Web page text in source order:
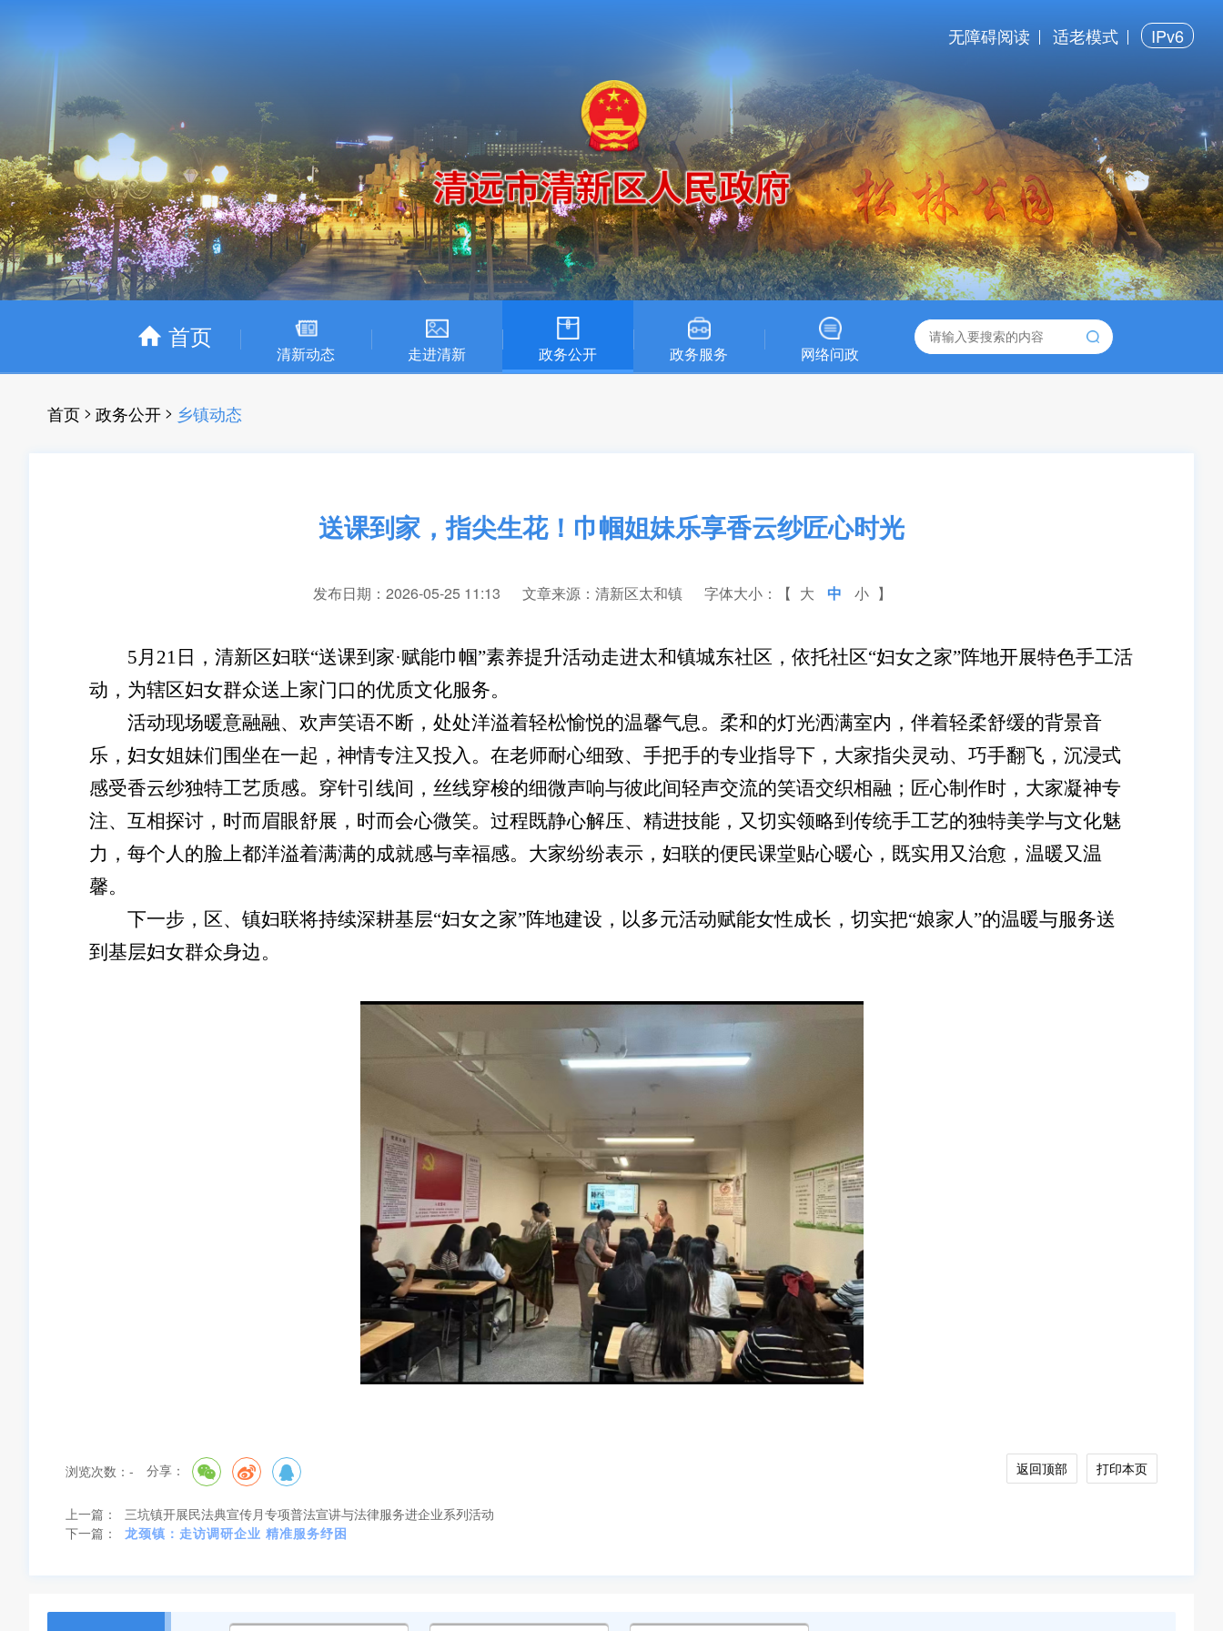
无障碍阅读 适老模式 IPv6
首页
清新动态 走进清新 政务公开 政务服务 网络问政
首页 > 政务公开 > 乡镇动态
送课到家，指尖生花！巾帼姐妹乐享香云纱匠心时光
发布日期：2026-05-25 11:13 文章来源：清新区太和镇 字体大小：【 大 中 小 】
5月21日，清新区妇联“送课到家·赋能巾帼”素养提升活动走进太和镇城东社区，依托社区“妇女之家”阵地开展特色手工活
动，为辖区妇女群众送上家门口的优质文化服务。
活动现场暖意融融、欢声笑语不断，处处洋溢着轻松愉悦的温馨气息。柔和的灯光洒满室内，伴着轻柔舒缓的背景音
乐，妇女姐妹们围坐在一起，神情专注又投入。在老师耐心细致、手把手的专业指导下，大家指尖灵动、巧手翻飞，沉浸式
感受香云纱独特工艺质感。穿针引线间，丝线穿梭的细微声响与彼此间轻声交流的笑语交织相融；匠心制作时，大家凝神专
注、互相探讨，时而眉眼舒展，时而会心微笑。过程既静心解压、精进技能，又切实领略到传统手工艺的独特美学与文化魅
力，每个人的脸上都洋溢着满满的成就感与幸福感。大家纷纷表示，妇联的便民课堂贴心暖心，既实用又治愈，温暖又温
馨。
下一步，区、镇妇联将持续深耕基层“妇女之家”阵地建设，以多元活动赋能女性成长，切实把“娘家人”的温暖与服务送
到基层妇女群众身边。
浏览次数： - 分享： 返回顶部 打印本页
上一篇：
三坑镇开展民法典宣传月专项普法宣讲与法律服务进企业系列活动
下一篇：
龙颈镇：走访调研企业 精准服务纾困